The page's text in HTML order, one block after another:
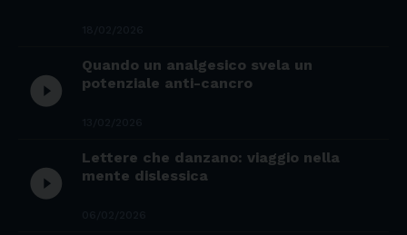
play_circle_filled
Quando un analgesico svela un
potenziale anti-cancro
play_circle_filled
Lettere che danzano: viaggio nella
mente dislessica